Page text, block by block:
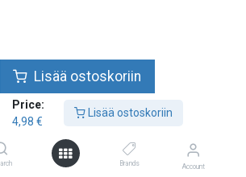
Price:
4,98 €
Lisää ostoskoriin
Brands Account
Lisää ostoskoriin